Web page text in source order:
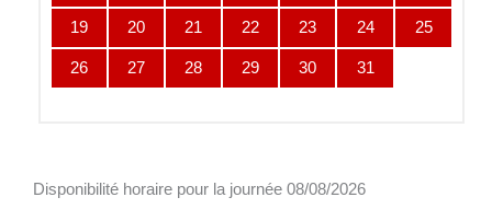
19 20 21 22 23 24 25
26 27 28 29 30 31
Disponibilité horaire pour la journée 08/08/2026